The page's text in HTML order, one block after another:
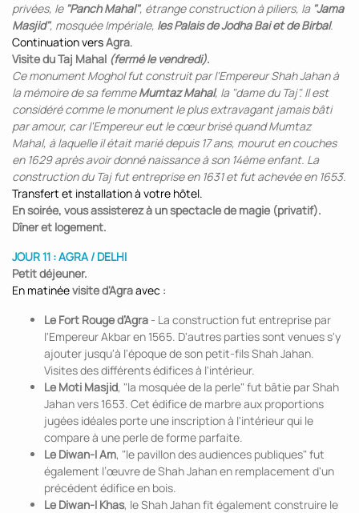
privées, le "Panch Mahal", étrange construction à piliers, la "Jama
Masjid", mosquée Impériale, les Palais de Jodha Bai et de Birbal.
Continuation versAgra.
Visite du Taj Mahal (fermé le vendredi).
Ce monument Moghol fut construit par l'Empereur Shah Jahan à
la mémoire de sa femmeMumtaz Mahal, la "dame du Taj". Il est
considéré comme le monument le plus extravagant jamais bâti
par amour, car l'Empereur eut le cœur brisé quand Mumtaz
Mahal, à laquelle il était marié depuis 17 ans, mourut en couches
en 1629 après avoir donné naissance à son 14ème enfant. La
construction du Taj fut entreprise en 1631 et fut achevée en 1653.
Transfert et installation à votre hôtel.
En soirée, vous assisterez à un spectacle de magie (privatif).
Dîner et logement.
JOUR 11 : AGRA / DELHI
Petit déjeuner.
En matinéevisite d'Agraavec :
Le Fort Rouge d’Agra - La construction fut entreprise par
l'Empereur Akbar en 1565. D'autres parties sont venues s'y
ajouter jusqu'à l'époque de son petit-fils Shah Jahan.
Visites des différents édifices à l'intérieur.
Le Moti Masjid, "la mosquée de la perle" fut bâtie par Shah
Jahan vers 1653. Cet édifice de marbre aux proportions
jugées idéales porte une inscription à l'intérieur qui le
compare à une perle de forme parfaite.
Le Diwan-I Am, "le pavillon des audiences publiques" fut
également l’œuvre de Shah Jahan en remplacement d'un
précédent édifice en bois.
Le Diwan-I Khas, le Shah Jahan fit également construire le